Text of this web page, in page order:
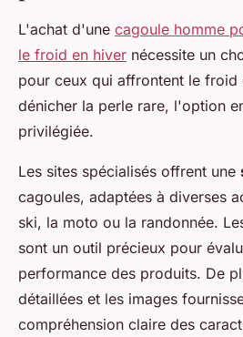
L'achat d'une cagoule homme
le froid en hiver nécessite un
pour ceux qui affrontent le froid
dénicher la perle rare, l'option
privilégiée.
Les sites spécialisés offrent une
cagoules, adaptées à diverses
ski, la moto ou la randonnée.
sont un outil précieux pour
performance des produits. De
détaillées et les images
compréhension claire des